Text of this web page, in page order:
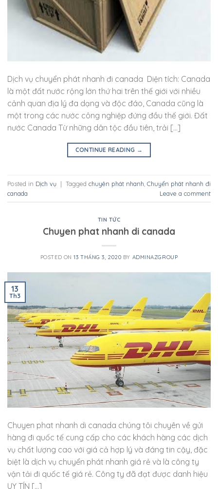
Dịch vụ chuyển phát nhanh đi canada Diện tích: Canada
là một đất nước rộng lớn thứ hai trên thế giới với nhiều
cảnh quan địa lý đa dạng và độc đáo, Canada cũng là
một trong các nước công nghiệp đứng đầu thế giới. Đất
nước Canada Từ những dân tộc đầu tiên, trải […]
CONTINUE READING →
Posted in Dịch vụ | Tagged chuyên phát nhanh Chuyển phát nhanh đi
canada
Leave a comment
TIN TỨC
Chuyen phat nhanh di canada
POSTED ON13 THÁNG 3, 2020 BY ADMINAZGROUP
13
Th3
Chuyen phat nhanh di canada chúng tôi chuyên về gửi
hàng đi quốc tế cung cấp cho các khách hàng các dịch
vụ chất lượng cao với giá cả hợp lý và đáng tin cậy, đặc
biệt là dịch vụ chuyển phát nhanh giá rẻ và là công ty
vận tải đi quốc tế giá rẻ. Công ty đã đạt được danh hiệu
UY TÍN […]